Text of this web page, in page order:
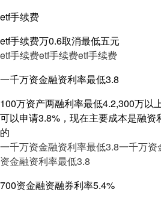
etf手续费
etf手续费万0.6取消最低五元
etf手续费etf手续费etf手续费
一千万资金融资利率最低3.8
100万资产两融利率最低4.2,300万以
可以申请3.8%，现在主要成本是融资
的
一千万资金融资利率最低3.8一千万资
资金融资利率最低3.8
700资金融资融券利率5.4%